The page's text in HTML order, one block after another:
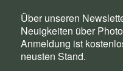
Über unseren
Neuigkeiten über
Anmeldung ist
neusten Stand.